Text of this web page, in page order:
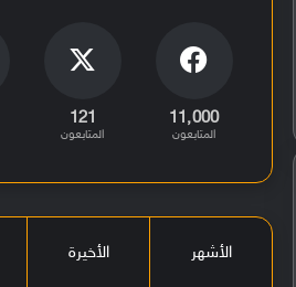
11٬000
المتابعون
121
المتابعون
الأشهر الأخيرة